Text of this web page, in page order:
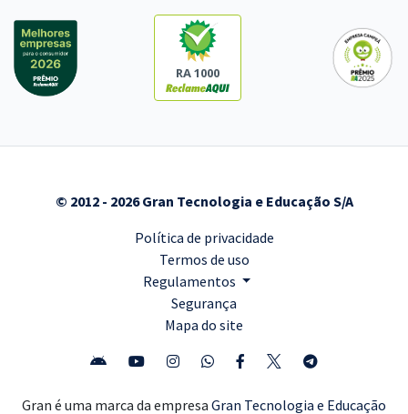
RA 1000
© 2012 - 2026 Gran Tecnologia e Educação S/A
Política de privacidade
Termos de uso
Regulamentos
Segurança
Mapa do site
Gran é uma marca da empresa Gran Tecnologia e Educação